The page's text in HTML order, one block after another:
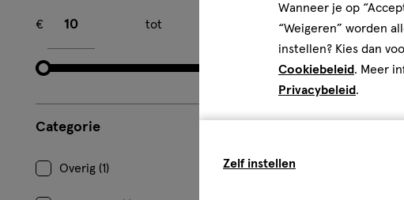
€
tot
Categorie
Overig (1)
Wanneer je op
“Weigeren” worden
instellen? Kies dan
Cookiebeleid. Meer
Privacybeleid.
Zelf instellen